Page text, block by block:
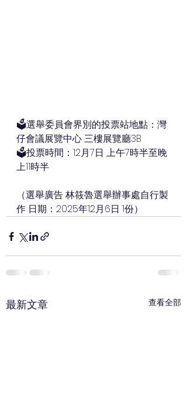
🗳️選舉委員會界別的投票站地點：灣
仔會議展覽中心 三樓展覽廳3B
🗳️投票時間：12月7日 上午7時半至晚
上11時半
（選舉廣告 林筱魯選舉辦事處自行製
作 日期：2025年12月6日 1份）
最新文章 查看全部